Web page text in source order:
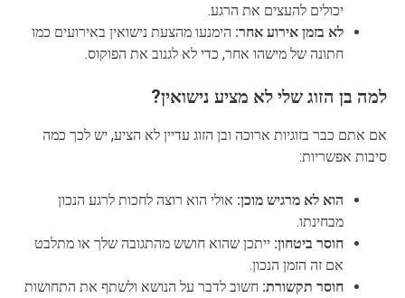
יכולים להעצים את הרגע.
לא בזמן אירוע אחר: הימנעו מהצעת נישואין באירועים כמו
חתונה של מישהו אחר, כדי לא לגנוב את הפוקוס.
למה בן הזוג שלי לא מציע נישואין?
אם אתם כבר בזוגיות ארוכה ובן הזוג עדיין לא הציע, יש לכך כמה
סיבות אפשריות:
הוא לא מרגיש מוכן: אולי הוא רוצה לחכות לרגע הנכון
מבחינתו.
חוסר ביטחון: ייתכן שהוא חושש מהתגובה שלך או מתלבט
אם זה הזמן הנכון.
חוסר תקשורת: חשוב לדבר על הנושא ולשתף את התחושות